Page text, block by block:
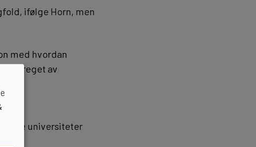
ifølge Horn, men
med hvordan
preget av
universiteter